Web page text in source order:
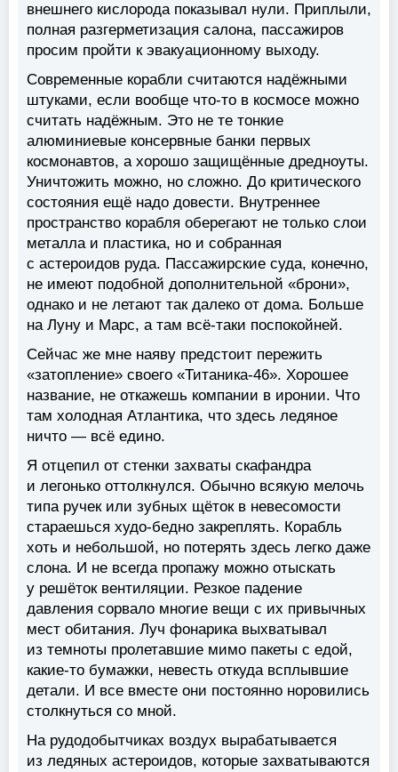
внешнего кислорода показывал нули. Приплыли,
полная разгерметизация салона, пассажиров
просим пройти к эвакуационному выходу.
Современные корабли считаются надёжными
штуками, если вообще что-то в космосе можно
считать надёжным. Это не те тонкие
алюминиевые консервные банки первых
космонавтов, а хорошо защищённые дредноуты.
Уничтожить можно, но сложно. До критического
состояния ещё надо довести. Внутреннее
пространство корабля оберегают не только слои
металла и пластика, но и собранная
с астероидов руда. Пассажирские суда, конечно,
не имеют подобной дополнительной «брони»,
однако и не летают так далеко от дома. Больше
на Луну и Марс, а там всё-таки поспокойней.
Сейчас же мне наяву предстоит пережить
«затопление» своего «Титаника-46». Хорошее
название, не откажешь компании в иронии. Что
там холодная Атлантика, что здесь ледяное
ничто — всё едино.
Я отцепил от стенки захваты скафандра
и легонько оттолкнулся. Обычно всякую мелочь
типа ручек или зубных щёток в невесомости
стараешься худо-бедно закреплять. Корабль
хоть и небольшой, но потерять здесь легко даже
слона. И не всегда пропажу можно отыскать
у решёток вентиляции. Резкое падение
давления сорвало многие вещи с их привычных
мест обитания. Луч фонарика выхватывал
из темноты пролетавшие мимо пакеты с едой,
какие-то бумажки, невесть откуда всплывшие
детали. И все вместе они постоянно норовились
столкнуться со мной.
На рудодобытчиках воздух вырабатывается
из ледяных астероидов, которые захватываются